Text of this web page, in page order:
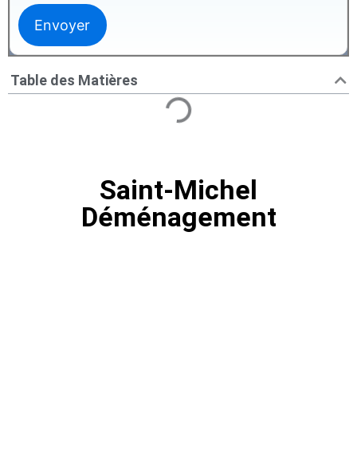
Saint-Michel
Déménagement
Table des Matières